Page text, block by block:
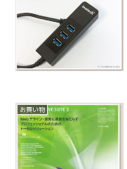
お買い物